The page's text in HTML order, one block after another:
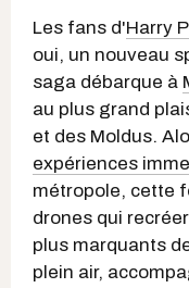
Les fans d'Harry
oui, un nouveau
saga débarque à
au plus grand
et des Moldus.
expériences
métropole, cette
drones qui
plus marquants
plein air,